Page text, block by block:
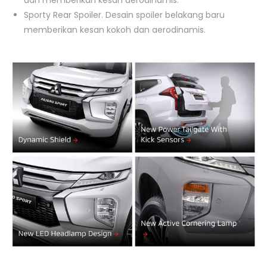
Sporty Rear Spoiler. Desain spoiler belakang baru
memberikan kesan kokoh dan aerodinamis.